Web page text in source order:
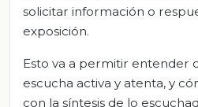
solicitar información o
exposición.
Esto va a permitir entender
escucha activa y atenta, y
con la síntesis de lo